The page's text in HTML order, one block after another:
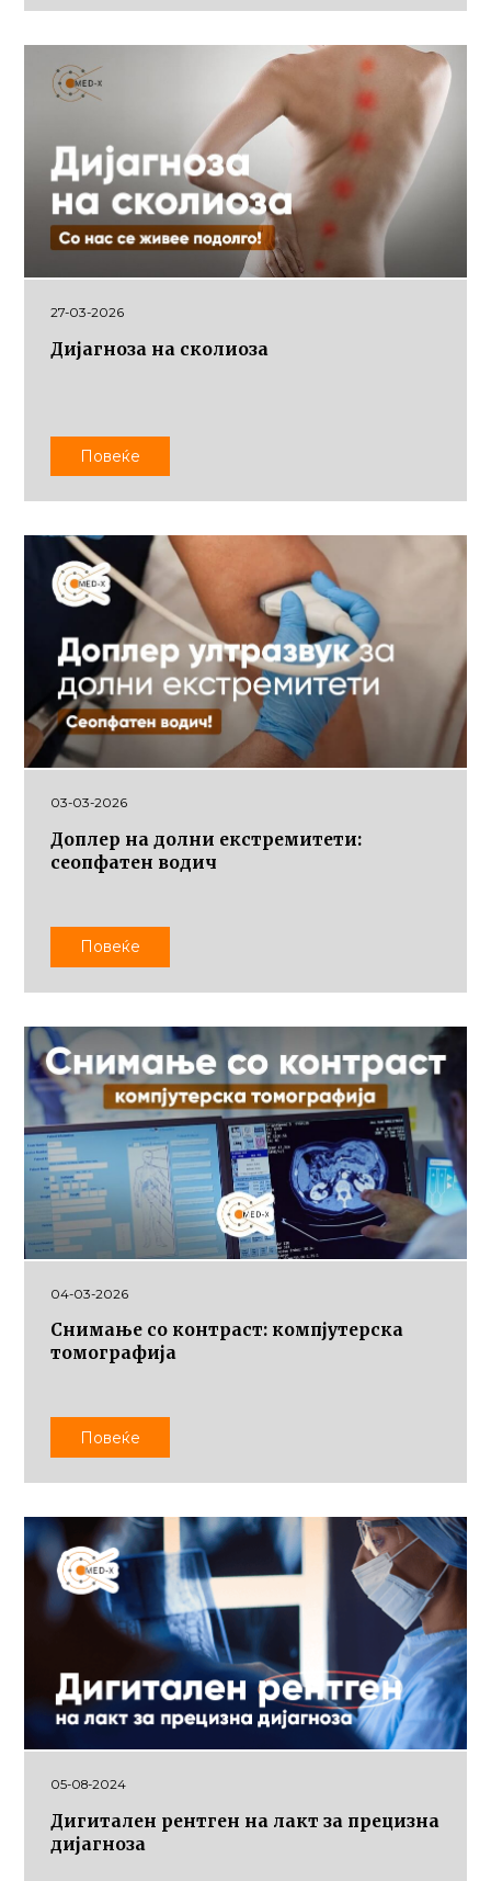
27-03-2026
Дијагноза на сколиоза
Повеќе
03-03-2026
Доплер на долни екстремитети:
сеопфатен водич
Повеќе
04-03-2026
Снимање со контраст: компјутерска
томографија
Повеќе
05-08-2024
Дигитален рентген на лакт за прецизна
дијагноза